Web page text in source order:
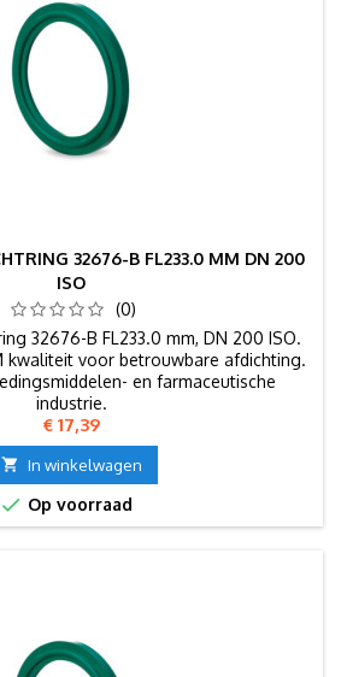
32676-B FL233.0 MM DN 200
ISO
(0)
32676-B FL233.0 mm, DN 200 ISO.
kwaliteit voor betrouwbare afdichting.
en farmaceutische
industrie.
Prijs
€ 17,39
 In winkelwagen
 Op voorraad